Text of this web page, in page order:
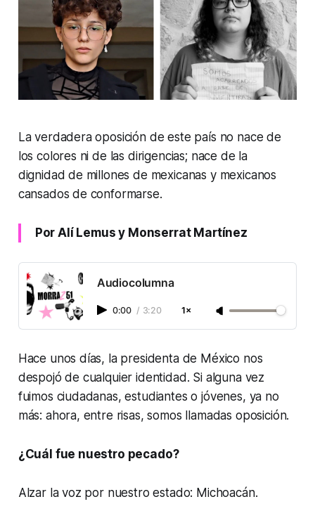
La verdadera oposición de este país no nace de
los colores ni de las dirigencias; nace de la
dignidad de millones de mexicanas y mexicanos
cansados de conformarse.
Por Alí Lemus y Monserrat Martínez
Audiocolumna
0:00 / 3:20 1×
Hace unos días, la presidenta de México nos
despojó de cualquier identidad. Si alguna vez
fuimos ciudadanas, estudiantes o jóvenes, ya no
más: ahora, entre risas, somos llamadas oposición.
¿Cuál fue nuestro pecado?
Alzar la voz por nuestro estado: Michoacán.